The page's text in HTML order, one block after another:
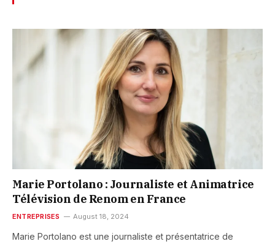
Marie Portolano : Journaliste et Animatrice
Télévision de Renom en France
ENTREPRISES August 18, 2024
Marie Portolano est une journaliste et présentatrice de